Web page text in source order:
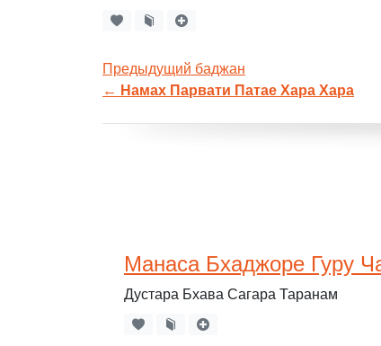
Предыдущий баджан
← Намах Парвати Патае Хара Хара
Манаса Бхаджоре Гуру
Дустара Бхава Сагара Таранам